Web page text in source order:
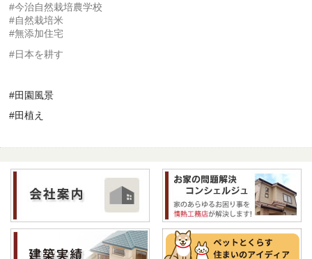
#今治自然栽培農学校
#自然栽培米
#無添加住宅
#日本を耕す
#田園風景
#田植え